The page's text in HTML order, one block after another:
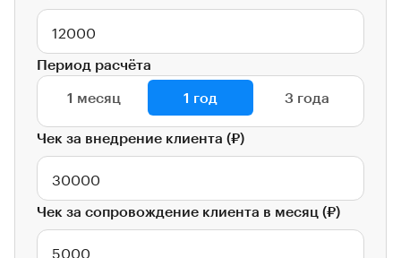
Период расчёта
1 месяц
1 год 3 года
Чек за внедрение клиента (₽)
Чек за сопровождение клиента в месяц (₽)